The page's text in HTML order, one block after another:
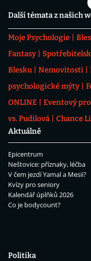
Další témata z našich
Moje Psychologie
Fantasy
Blesku
Nemovitosti
psychologické mýty
ONLINE
Eventový
vs. Pudilová
Chance
Aktuálně
Epicentrum
Neštovice: příznaky, léčba
V čem jezdí Yamal a Mesii?
Kvízy pro seniory
Kalendář úplňků 2026
Co je bodycount?
Politika